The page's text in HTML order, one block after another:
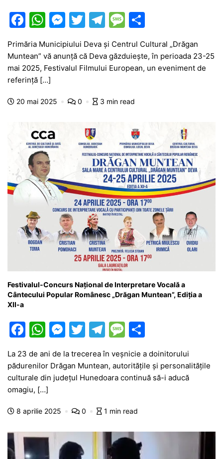
F
a
c
e
b
o
k
W
at
s
A
p
M
e
s
s
n
T
itt
er
T
el
e
gr
m
M
s
s
g
ta
je
Primăria Municipiului Deva și Centrul Cultural „Drăgan
Muntean” vă anunță că Deva găzduiește, în perioada 23-25
mai 2025, Festivalul Filmului European, un eveniment de
referință […]
20 mai 2025 0 3 min read
Festivalul-Concurs Național de Interpretare Vocală a
Cântecului Popular Românesc „Drăgan Muntean”, Ediția a
XII-a
F
c
e
b
o
k
W
h
at
s
A
p
M
s
s
n
er
T
itt
er
T
e
gr
m
M
e
s
s
g
ar
ta
je
La 23 de ani de la trecerea în veșnicie a doinitorului
pădurenilor Drăgan Muntean, autoritățile și personalitățile
culturale din județul Hunedoara continuă să-i aducă
omagiu, […]
8 aprilie 2025 0 1 min read